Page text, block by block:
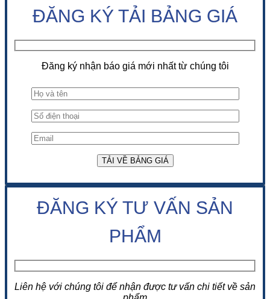
ĐĂNG KÝ TẢI BẢNG GIÁ
Đăng ký nhận báo giá mới nhất từ chúng tôi
ĐĂNG KÝ TƯ VẤN SẢN
PHẨM
Liên hệ với chúng tôi để nhận được tư vấn chi tiết về sản